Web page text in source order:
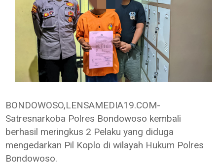
BONDOWOSO,LENSAMEDIA19.COM-
Satresnarkoba Polres Bondowoso kembali
berhasil meringkus 2 Pelaku yang diduga
mengedarkan Pil Koplo di wilayah Hukum Polres
Bondowoso.